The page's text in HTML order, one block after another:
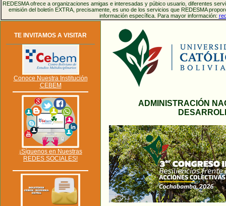
REDESMA ofrece a organizaciones amigas e interesadas y púbico usuario, diferentes
emisión del boletín EXTRA, precisamente, es uno de los servicios que REDESMA
información específica. Para mayor información:
TE INVITAMOS A VISITAR
Conoce Nuestra Institución
CEBEM
¡Síguenos en Nuestras
REDES SOCIALES!
ADMINISTRACIÓN